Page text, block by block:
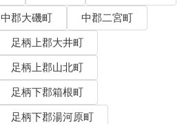
中郡大磯町
中郡二宮町
足柄上郡大井町
足柄上郡山北町
足柄下郡箱根町
足柄下郡湯河原町